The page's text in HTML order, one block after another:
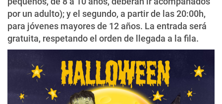
por un adulto); y el segundo, a partir de las 20:00h,
para jóvenes mayores de 12 años. La entrada será
gratuita, respetando el orden de llegada a la fila.